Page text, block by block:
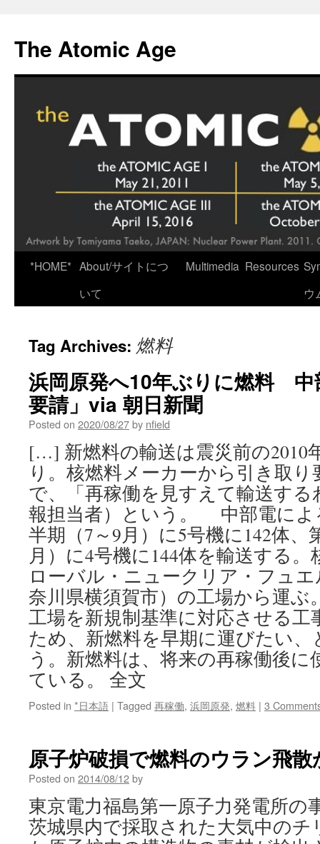
content
The Atomic Age
*HOME* About/サイトにつ
いて
Multimedia Resources
ウ
Tag Archives: 燃料
浜岡原発へ10年ぶりに燃料 中
要請」via 朝日新聞
Posted on 2020/08/27by nfield
[…] 新燃料の輸送は震災前の2010
り。核燃料メーカーから引き取
で、「再稼働を見すえて輸送す
報担当者）という。 中部電によ
半期（7～9月）に5号機に142体、
月）に4号機に144体を輸送する
ローバル・ニュークリア・フュ
奈川県横須賀市）の工場から運ぶ
工場を新規制基準に対応させる
ため、新燃料を早期に運びたい
う。新燃料は、将来の再稼働後
ている。 全文
Posted in *日本語 | Tagged 再稼働, 浜岡原発, 燃料 | 3
原子炉破損で燃料のウラン飛
Posted on 2014/08/12by
東京電力福島第一原子力発電所の
茨城県内で採取された大気中の